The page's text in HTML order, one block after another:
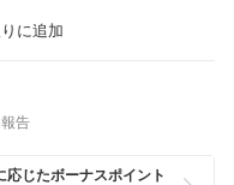
に追加
告
じたボーナスポイント